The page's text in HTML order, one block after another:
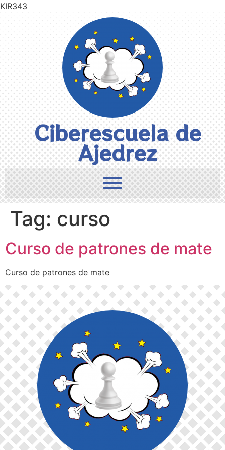
KIR343
Ciberescuela de
Ajedrez
Tag: curso
Curso de patrones de mate
Curso de patrones de mate